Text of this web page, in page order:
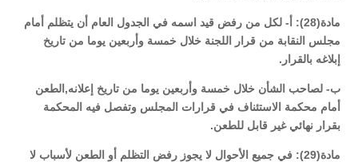
مادة(28): أ- لكل من رفض قيد اسمه في الجدول العام أن يتظلم أمام
مجلس النقابة من قرار اللجنة خلال خمسة وأربعين يوما من تاريخ
إبلاغه بالقرار.
ب- لصاحب الشأن خلال خمسة وأربعين يوما من تاريخ إعلانه,الطعن
أمام محكمة الاستئناف في قرارات المجلس وتفصل فيه المحكمة
بقرار نهائي غير قابل للطعن.
مادة(29): في جميع الأحوال لا يجوز رفض التظلم أو الطعن لأسباب لا